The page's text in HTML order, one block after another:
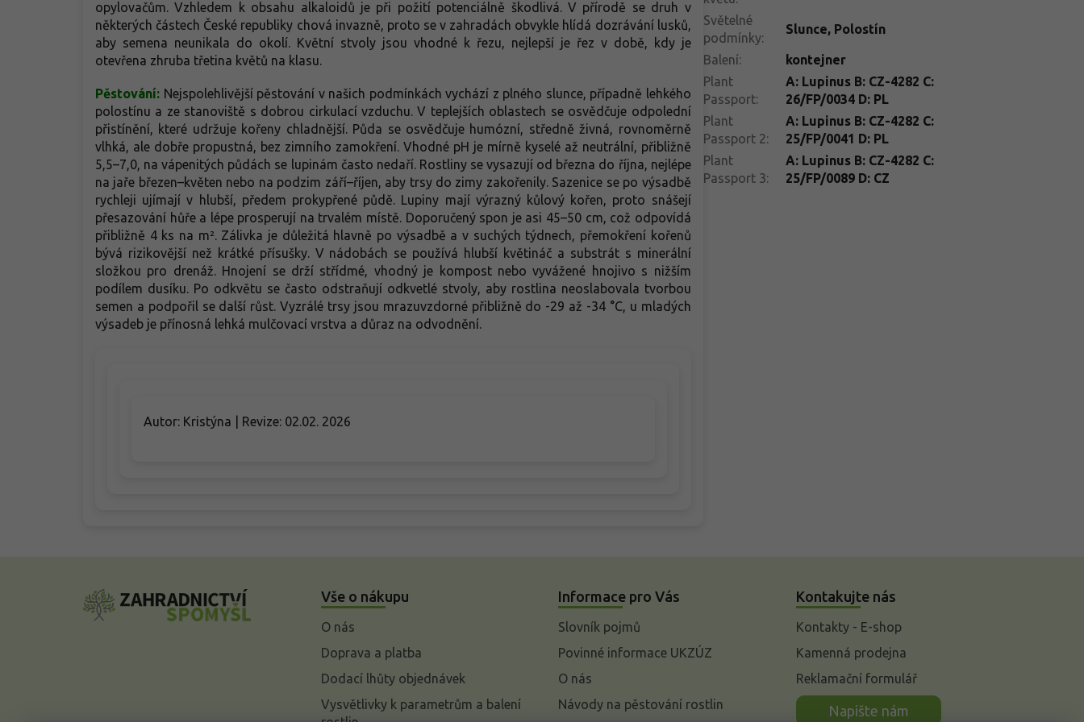
opylovačům. Vzhledem k obsahu alkaloidů je při požití potenciálně škodlivá. V přírodě se druh v
některých částech České republiky chová invazně, proto se v zahradách obvykle hlídá dozrávání lusků,
aby semena neunikala do okolí. Květní stvoly jsou vhodné k řezu, nejlepší je řez v době, kdy je
otevřena zhruba třetina květů na klasu.
Pěstování: Nejspolehlivější pěstování v našich podmínkách vychází z plného slunce, případně lehkého
polostínu a ze stanoviště s dobrou cirkulací vzduchu. V teplejších oblastech se osvědčuje odpolední
přistínění, které udržuje kořeny chladnější. Půda se osvědčuje humózní, středně živná, rovnoměrně
vlhká, ale dobře propustná, bez zimního zamokření. Vhodné pH je mírně kyselé až neutrální, přibližně
5,5–7,0, na vápenitých půdách se lupinám často nedaří. Rostliny se vysazují od března do října, nejlépe
na jaře březen–květen nebo na podzim září–říjen, aby trsy do zimy zakořenily. Sazenice se po výsadbě
rychleji ujímají v hlubší, předem prokypřené půdě. Lupiny mají výrazný kůlový kořen, proto snášejí
přesazování hůře a lépe prosperují na trvalém místě. Doporučený spon je asi 45–50 cm, což odpovídá
přibližně 4 ks na m². Zálivka je důležitá hlavně po výsadbě a v suchých týdnech, přemokření kořenů
bývá rizikovější než krátké přísušky. V nádobách se používá hlubší květináč a substrát s minerální
složkou pro drenáž. Hnojení se drží střídmé, vhodný je kompost nebo vyvážené hnojivo s nižším
podílem dusíku. Po odkvětu se často odstraňují odkvetlé stvoly, aby rostlina neoslabovala tvorbou
semen a podpořil se další růst. Vyzrálé trsy jsou mrazuvzdorné přibližně do -29 až -34 °C, u mladých
výsadeb je přínosná lehká mulčovací vrstva a důraz na odvodnění.
Autor: Kristýna | Revize: 02.02. 2026
Světelné
podmínky:
Slunce, Polostín
Balení:
kontejner
Plant
Passport:
A: Lupinus B: CZ-4282 C:
26/FP/0034 D: PL
Plant
Passport 2:
A: Lupinus B: CZ-4282 C:
25/FP/0041 D: PL
Plant
Passport 3:
A: Lupinus B: CZ-4282 C:
25/FP/0089 D: CZ
Vše o nákupu
O nás
Doprava a platba
Dodací lhůty objednávek
Vysvětlivky k parametrům a balení
Informace pro Vás
Slovník pojmů
Povinné informace UKZÚZ
O nás
Návody na pěstování rostlin
Kontakujte nás
Kontakty - E-shop
Kamenná prodejna
Reklamační formulář
Napište nám